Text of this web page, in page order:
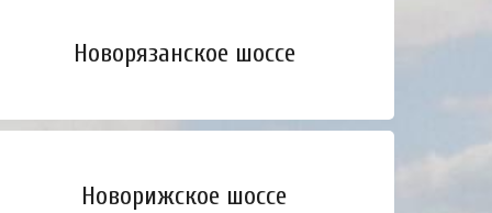
Новорязанское шоссе
Новорижское шоссе